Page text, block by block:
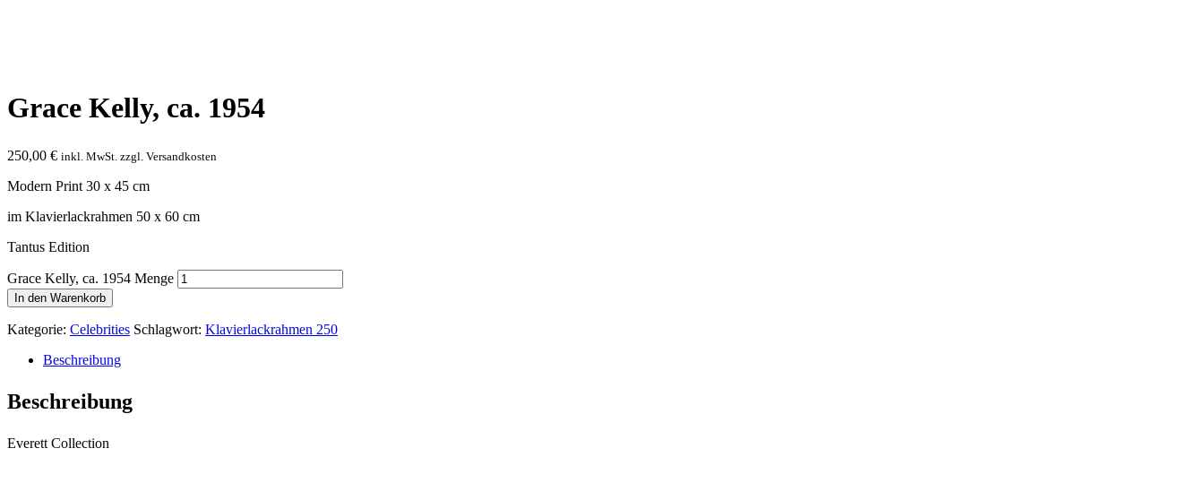
Grace Kelly, ca. 1954
250,00 € inkl. MwSt. zzgl. Versandkosten
Modern Print 30 x 45 cm
im Klavierlackrahmen 50 x 60 cm
Tantus Edition
Grace Kelly, ca. 1954 Menge
In den Warenkorb
Kategorie: Celebrities Schlagwort: Klavierlackrahmen 250
Beschreibung
Beschreibung
Everett Collection